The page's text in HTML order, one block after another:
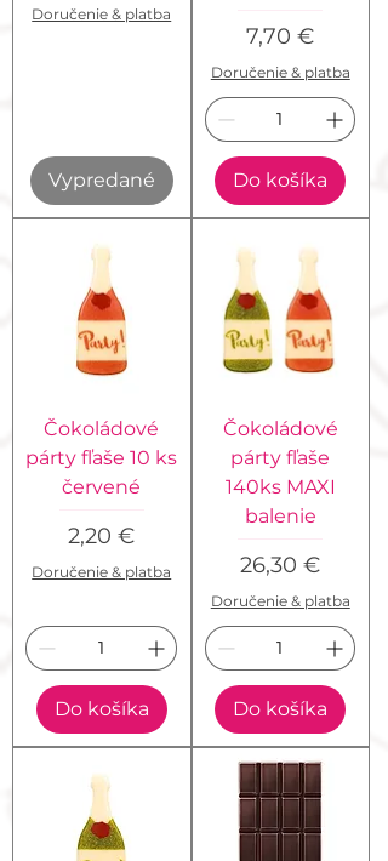
Doručenie & platba
Vypredané
Cena
7,70 €
Doručenie & platba
Do košíka
Čokoládové
párty fľaše 10 ks
červené
Cena
2,20 €
Doručenie & platba
Do košíka
Čokoládové
párty fľaše
140ks MAXI
balenie
Cena
26,30 €
Doručenie & platba
Do košíka